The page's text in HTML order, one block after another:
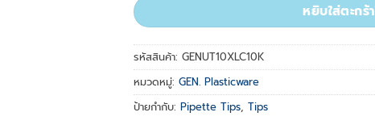
หยิบใส่ตะกร้า
รหัสสินค้า: GENUT10XLC10K
หมวดหมู่: GEN. Plasticware
ป้ายกำกับ: Pipette Tips, Tips